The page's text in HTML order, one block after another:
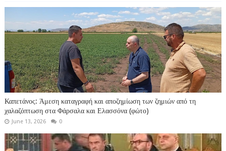
Καπετάνος: Άμεση καταγραφή και αποζημίωση των ζημιών από τη
χαλαζόπτωση στα Φάρσαλα και Ελασσόνα (φώτο)
June 13, 2026 0